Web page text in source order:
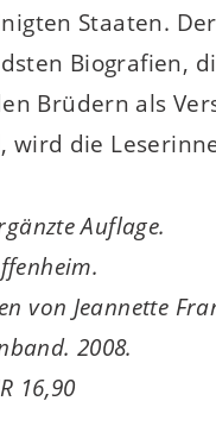
Staaten.
Biografien,
Brüdern als
wird die
Auflage.
von Jeannette
2008.
16,90